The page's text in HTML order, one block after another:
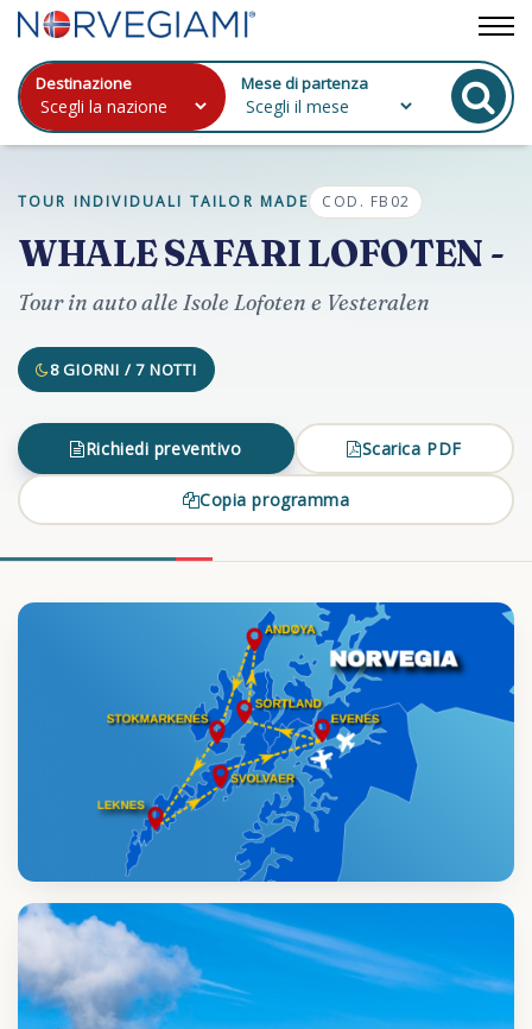
Destinazione Mese di partenza
TOUR INDIVIDUALI TAILOR MADE COD. FB02
WHALE SAFARI LOFOTEN -
Tour in auto alle Isole Lofoten e Vesteralen
8 GIORNI / 7 NOTTI
Richiedi preventivo Scarica PDF
Copia programma